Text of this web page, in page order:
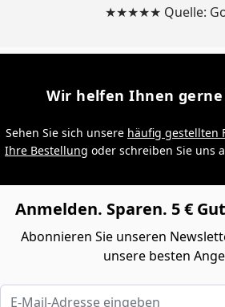
★★★★★ Quelle:
Wir helfen Ihnen
Sehen Sie sich unsere häufig gestellten
Ihre Bestellung oder schreiben Sie uns
Anmelden. Sparen. 5 €
Abonnieren Sie unseren
unsere besten
E-Mail-Adresse eingeben